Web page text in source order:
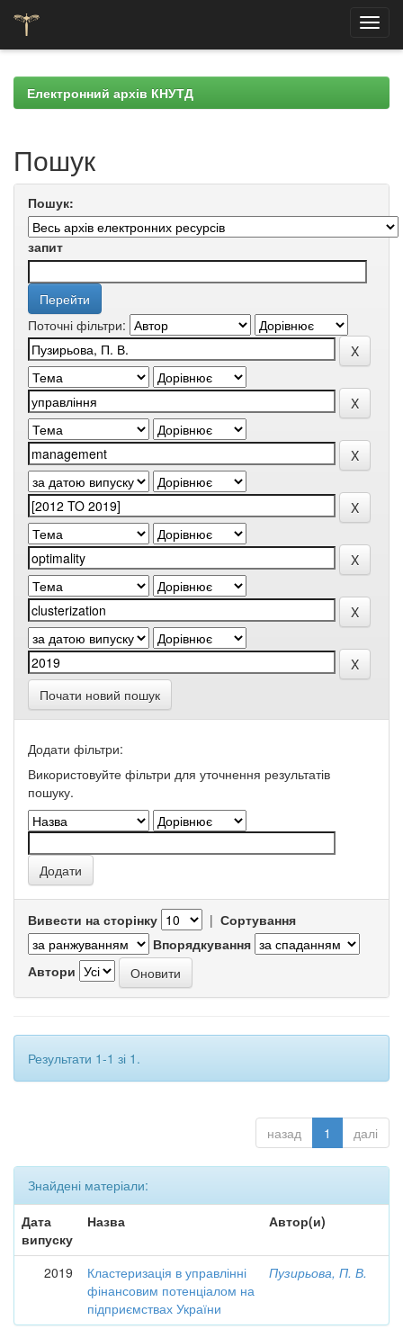
navigationЕлектронний архів КНУТД
Пошук
Пошук:
запит
Поточні фільтри:
Почати новий пошук
Додати фільтри:
Використовуйте фільтри для уточнення результатів
пошуку.
Вивести на сторінку | Сортування
Впорядкування
Автори
Результати 1-1 зі 1.
назад 1 далі
Знайдені матеріали:
Дата
випуску
Назва Автор(и)
2019
Кластеризація в управлінні
фінансовим потенціалом на
підприємствах України
Пузирьова, П. В.